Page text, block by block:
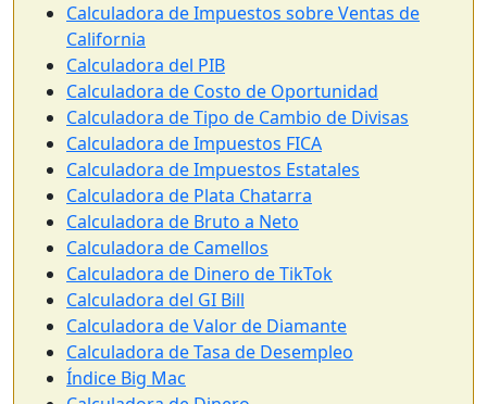
Calculadora de Impuestos sobre Ventas de
California
Calculadora del PIB
Calculadora de Costo de Oportunidad
Calculadora de Tipo de Cambio de Divisas
Calculadora de Impuestos FICA
Calculadora de Impuestos Estatales
Calculadora de Plata Chatarra
Calculadora de Bruto a Neto
Calculadora de Camellos
Calculadora de Dinero de TikTok
Calculadora del GI Bill
Calculadora de Valor de Diamante
Calculadora de Tasa de Desempleo
Índice Big Mac